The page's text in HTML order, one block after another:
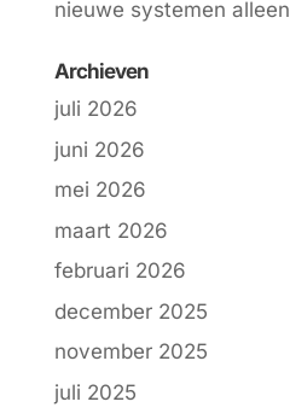
nieuwe systemen alleen
Archieven
juli 2026
juni 2026
mei 2026
maart 2026
februari 2026
december 2025
november 2025
juli 2025